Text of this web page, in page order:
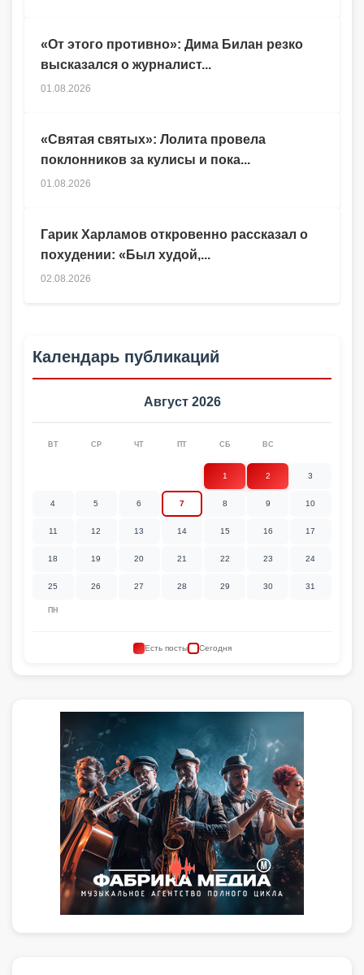
Гарик Харламов откровенно рассказал о
похудении: «Был худой,...
02.08.2026
«От этого противно»: Дима Билан резко
высказался о журналист...
01.08.2026
«Святая святых»: Лолита провела
поклонников за кулисы и пока...
01.08.2026
Календарь публикаций
Август 2026
ПН
ВТ СР ЧТ ПТ СБ ВС
1 2 3
4 5 6 7 8 9 10
11 12 13 14 15 16 17
18 19 20 21 22 23 24
25 26 27 28 29 30 31
Есть посты Сегодня